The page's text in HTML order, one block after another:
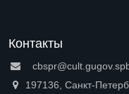
Контакты
197136, Санкт-